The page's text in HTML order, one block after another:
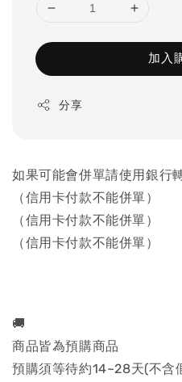
加入
分享
如果可能會併單請使用銀行
（信用卡付款不能併單）
（信用卡付款不能併單）
（信用卡付款不能併單）
🚚
商品皆為預購商品
預購須等待約14~28天(不含